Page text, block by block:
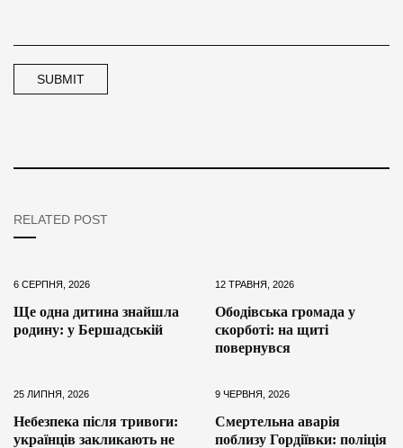
RELATED POST
6 СЕРПНЯ, 2026
Ще одна дитина знайшла
родину: у Бершадській
12 ТРАВНЯ, 2026
Ободівська громада у
скорботі: на щиті
повернувся
25 ЛИПНЯ, 2026
Небезпека після тривоги:
українців закликають не
9 ЧЕРВНЯ, 2026
Смертельна аварія
поблизу Гордіївки: поліція